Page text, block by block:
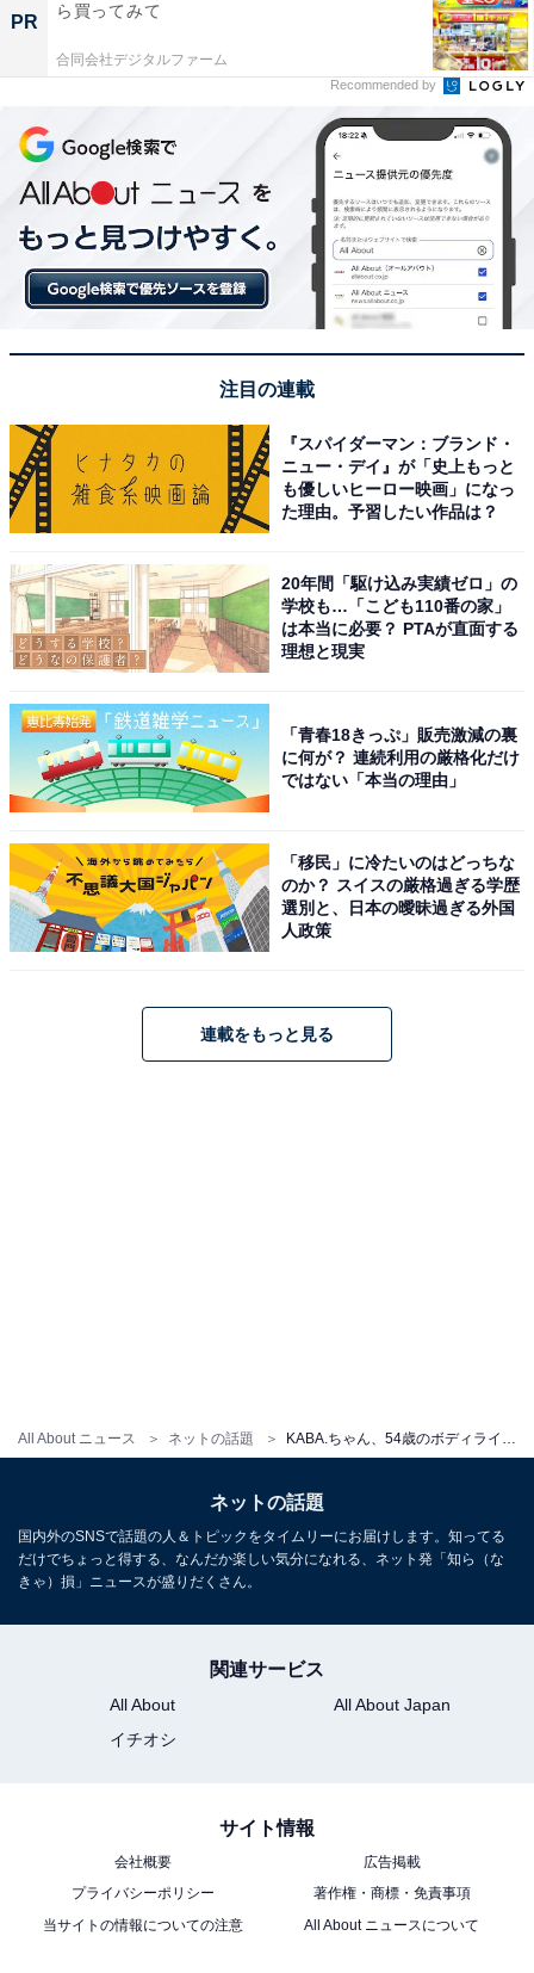
All About ニュース ネットの話題 KABA.ちゃん、54歳のボディライン際立つ圧巻スタイルに反響！ 「相変わらず美人さん」「更に綺麗ですね」
PR
ら買ってみて
合同会社デジタルファーム
Recommended by
注目の連載
『スパイダーマン：ブランド・
ニュー・デイ』が「史上もっと
も優しいヒーロー映画」になっ
た理由。予習したい作品は？
20年間「駆け込み実績ゼロ」の
学校も…「こども110番の家」
は本当に必要？ PTAが直面する
理想と現実
「青春18きっぷ」販売激減の裏
に何が？ 連続利用の厳格化だけ
ではない「本当の理由」
「移民」に冷たいのはどっちな
のか？ スイスの厳格過ぎる学歴
選別と、日本の曖昧過ぎる外国
人政策
連載をもっと見る
ネットの話題
国内外のSNSで話題の人＆トピックをタイムリーにお届けします。知ってる
だけでちょっと得する、なんだか楽しい気分になれる、ネット発「知ら（な
きゃ）損」ニュースが盛りだくさん。
関連サービス
All About
All About Japan
イチオシ
サイト情報
会社概要
広告掲載
プライバシーポリシー
著作権・商標・免責事項
当サイトの情報についての注意
All About ニュースについて